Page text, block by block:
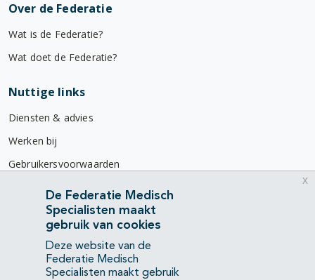
Over de Federatie
Wat is de Federatie?
Wat doet de Federatie?
Nuttige links
Diensten & advies
Werken bij
Gebruikersvoorwaarden
Privacyverklaring
Contact
Mercatorlaan 1200
3528 BL Utrecht
De Federatie Medisch
Specialisten maakt
gebruik van cookies
Deze website van de
Federatie Medisch
Specialisten maakt gebruik
x